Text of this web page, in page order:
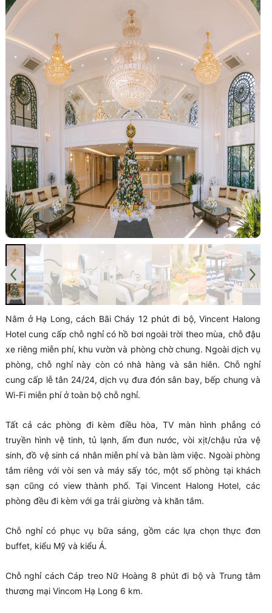
Nằm ở Hạ Long, cách Bãi Cháy 12 phút đi bộ, Vincent Halong
Hotel cung cấp chỗ nghỉ có hồ bơi ngoài trời theo mùa, chỗ đậu
xe riêng miễn phí, khu vườn và phòng chờ chung. Ngoài dịch vụ
phòng, chỗ nghỉ này còn có nhà hàng và sân hiên. Chỗ nghỉ
cung cấp lễ tân 24/24, dịch vụ đưa đón sân bay, bếp chung và
Wi-Fi miễn phí ở toàn bộ chỗ nghỉ.
Tất cả các phòng đi kèm điều hòa, TV màn hình phẳng có
truyền hình vệ tinh, tủ lạnh, ấm đun nước, vòi xịt/chậu rửa vệ
sinh, đồ vệ sinh cá nhân miễn phí và bàn làm việc. Ngoài phòng
tắm riêng với vòi sen và máy sấy tóc, một số phòng tại khách
sạn cũng có view thành phố. Tại Vincent Halong Hotel, các
phòng đều đi kèm với ga trải giường và khăn tắm.
Chỗ nghỉ có phục vụ bữa sáng, gồm các lựa chọn thực đơn
buffet, kiểu Mỹ và kiểu Á.
Chỗ nghỉ cách Cáp treo Nữ Hoàng 8 phút đi bộ và Trung tâm
thương mại Vincom Hạ Long 6 km.